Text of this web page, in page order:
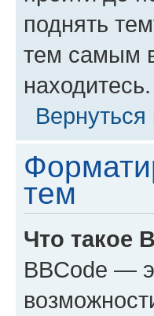
поднять
тем самым
находитесь.
Вернуться
тем
Что такое
BBCode —